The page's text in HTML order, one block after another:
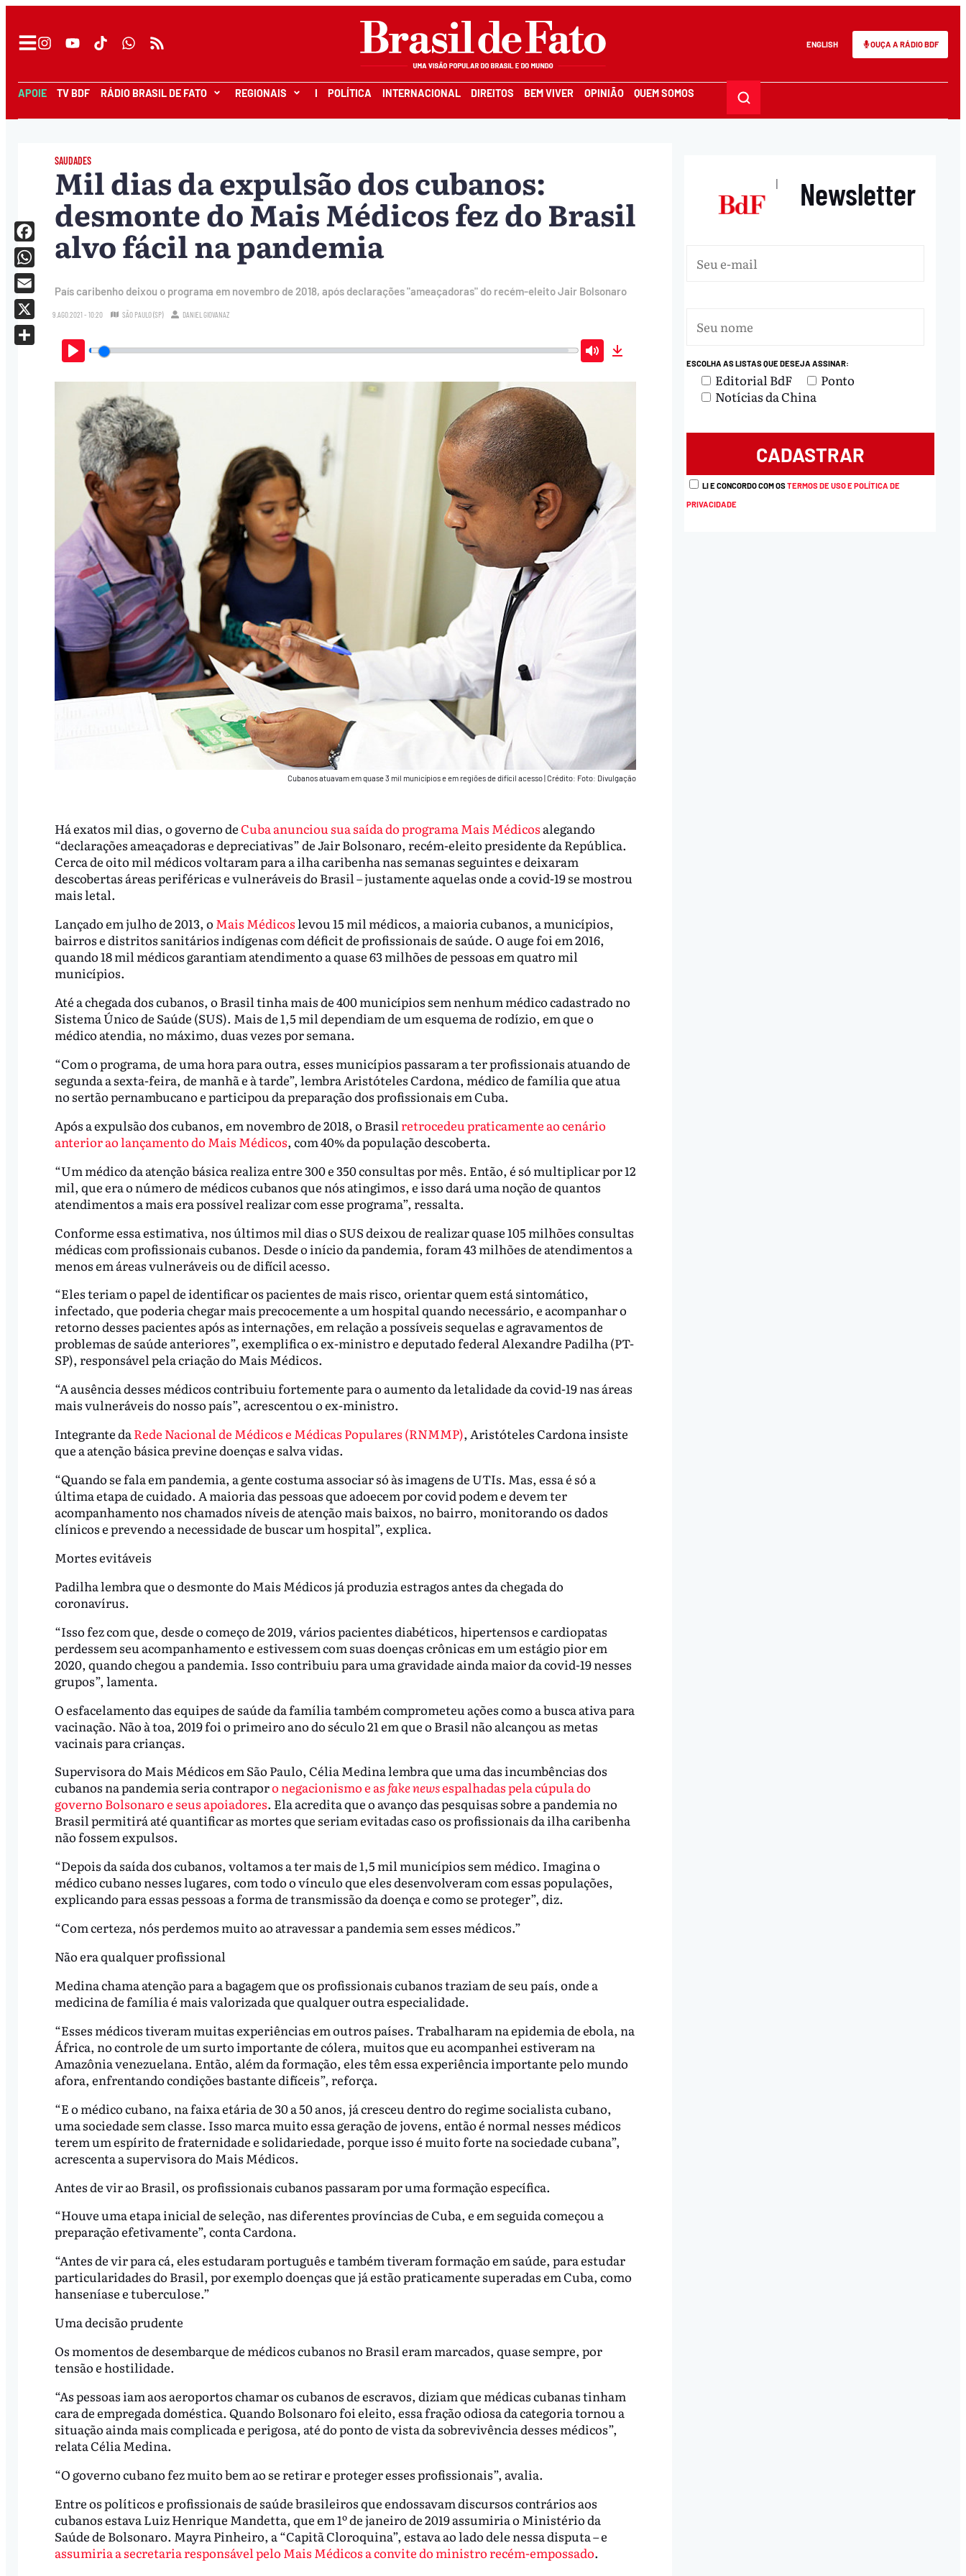
ENGLISH OUÇA A RÁDIO BDF
APOIE TV BDF RÁDIO BRASIL DE FATO REGIONAIS I POLÍTICA INTERNACIONAL DIREITOS BEM VIVER OPINIÃO QUEM SOMOS
SAUDADES
Mil dias da expulsão dos cubanos:
desmonte do Mais Médicos fez do Brasil
alvo fácil na pandemia
País caribenho deixou o programa em novembro de 2018, após declarações "ameaçadoras" do recém-eleito Jair Bolsonaro
9.AGO.2021 - 10:20 SÃO PAULO (SP) DANIEL GIOVANAZ
Play Mute
Cubanos atuavam em quase 3 mil municípios e em regiões de difícil acesso|Crédito: Foto: Divulgação
Há exatos mil dias, o governo deCuba anunciou sua saída do programa Mais Médicos alegando
“declarações ameaçadoras e depreciativas” de Jair Bolsonaro, recém-eleito presidente da República.
Cerca de oito mil médicos voltaram para a ilha caribenha nas semanas seguintes e deixaram
descobertas áreas periféricas e vulneráveis do Brasil – justamente aquelas onde a covid-19 se mostrou
mais letal.
Lançado em julho de 2013, o Mais Médicoslevou 15 mil médicos, a maioria cubanos, a municípios,
bairros e distritos sanitários indígenas com déficit de profissionais de saúde. O auge foi em 2016,
quando 18 mil médicos garantiam atendimento a quase 63 milhões de pessoas em quatro mil
municípios.
Até a chegada dos cubanos, o Brasil tinha mais de 400 municípios sem nenhum médico cadastrado no
Sistema Único de Saúde (SUS). Mais de 1,5 mil dependiam de um esquema de rodízio, em que o
médico atendia, no máximo, duas vezes por semana.
“Com o programa, de uma hora para outra, esses municípios passaram a ter profissionais atuando de
segunda a sexta-feira, de manhã e à tarde”, lembra Aristóteles Cardona, médico de família que atua
no sertão pernambucano e participou da preparação dos profissionais em Cuba.
Após a expulsão dos cubanos, em novembro de 2018, o Brasil retrocedeu praticamente ao cenário
anterior ao lançamento do Mais Médicos, com 40% da população descoberta.
“Um médico da atenção básica realiza entre 300 e 350 consultas por mês. Então, é só multiplicar por 12
mil, que era o número de médicos cubanos que nós atingimos, e isso dará uma noção de quantos
atendimentos a mais era possível realizar com esse programa”, ressalta.
Conforme essa estimativa, nos últimos mil dias o SUS deixou de realizar quase 105 milhões consultas
médicas com profissionais cubanos. Desde o início da pandemia, foram 43 milhões de atendimentos a
menos em áreas vulneráveis ou de difícil acesso.
“Eles teriam o papel de identificar os pacientes de mais risco, orientar quem está sintomático,
infectado, que poderia chegar mais precocemente a um hospital quando necessário, e acompanhar o
retorno desses pacientes após as internações, em relação a possíveis sequelas e agravamentos de
problemas de saúde anteriores”, exemplifica o ex-ministro e deputado federal Alexandre Padilha (PT-
SP), responsável pela criação do Mais Médicos.
“A ausência desses médicos contribuiu fortemente para o aumento da letalidade da covid-19 nas áreas
mais vulneráveis do nosso país”, acrescentou o ex-ministro.
Integrante daRede Nacional de Médicos e Médicas Populares (RNMMP), Aristóteles Cardona insiste
que a atenção básica previne doenças e salva vidas.
“Quando se fala em pandemia, a gente costuma associar só às imagens de UTIs. Mas, essa é só a
última etapa de cuidado. A maioria das pessoas que adoecem por covid podem e devem ter
acompanhamento nos chamados níveis de atenção mais baixos, no bairro, monitorando os dados
clínicos e prevendo a necessidade de buscar um hospital”, explica.
Mortes evitáveis
Padilha lembra que o desmonte do Mais Médicos já produzia estragos antes da chegada do
coronavírus.
“Isso fez com que, desde o começo de 2019, vários pacientes diabéticos, hipertensos e cardiopatas
perdessem seu acompanhamento e estivessem com suas doenças crônicas em um estágio pior em
2020, quando chegou a pandemia. Isso contribuiu para uma gravidade ainda maior da covid-19 nesses
grupos”, lamenta.
O esfacelamento das equipes de saúde da família também comprometeu ações como a busca ativa para
vacinação. Não à toa, 2019 foi o primeiro ano do século 21 em que o Brasil não alcançou as metas
vacinais para crianças.
Supervisora do Mais Médicos em São Paulo, Célia Medina lembra que uma das incumbências dos
cubanos na pandemia seria contraporo negacionismo e asfake newsespalhadas pela cúpula do
governo Bolsonaro e seus apoiadores. Ela acredita que o avanço das pesquisas sobre a pandemia no
Brasil permitirá até quantificar as mortes que seriam evitadas caso os profissionais da ilha caribenha
não fossem expulsos.
“Depois da saída dos cubanos, voltamos a ter mais de 1,5 mil municípios sem médico. Imagina o
médico cubano nesses lugares, com todo o vínculo que eles desenvolveram com essas populações,
explicando para essas pessoas a forma de transmissão da doença e como se proteger”, diz.
“Com certeza, nós perdemos muito ao atravessar a pandemia sem esses médicos.”
Não era qualquer profissional
Medina chama atenção para a bagagem que os profissionais cubanos traziam de seu país, onde a
medicina de família é mais valorizada que qualquer outra especialidade.
“Esses médicos tiveram muitas experiências em outros países. Trabalharam na epidemia de ebola, na
África, no controle de um surto importante de cólera, muitos que eu acompanhei estiveram na
Amazônia venezuelana. Então, além da formação, eles têm essa experiência importante pelo mundo
afora, enfrentando condições bastante difíceis”, reforça.
“E o médico cubano, na faixa etária de 30 a 50 anos, já cresceu dentro do regime socialista cubano,
uma sociedade sem classe. Isso marca muito essa geração de jovens, então é normal nesses médicos
terem um espírito de fraternidade e solidariedade, porque isso é muito forte na sociedade cubana”,
acrescenta a supervisora do Mais Médicos.
Antes de vir ao Brasil, os profissionais cubanos passaram por uma formação específica.
“Houve uma etapa inicial de seleção, nas diferentes províncias de Cuba, e em seguida começou a
preparação efetivamente”, conta Cardona.
“Antes de vir para cá, eles estudaram português e também tiveram formação em saúde, para estudar
particularidades do Brasil, por exemplo doenças que já estão praticamente superadas em Cuba, como
hanseníase e tuberculose.”
Uma decisão prudente
Os momentos de desembarque de médicos cubanos no Brasil eram marcados, quase sempre, por
tensão e hostilidade.
“As pessoas iam aos aeroportos chamar os cubanos de escravos, diziam que médicas cubanas tinham
cara de empregada doméstica. Quando Bolsonaro foi eleito, essa fração odiosa da categoria tornou a
situação ainda mais complicada e perigosa, até do ponto de vista da sobrevivência desses médicos”,
relata Célia Medina.
“O governo cubano fez muito bem ao se retirar e proteger esses profissionais”, avalia.
Entre os políticos e profissionais de saúde brasileiros que endossavam discursos contrários aos
cubanos estava Luiz Henrique Mandetta, que em 1º de janeiro de 2019 assumiria o Ministério da
Saúde de Bolsonaro. Mayra Pinheiro, a “Capitã Cloroquina”, estava ao lado dele nessa disputa – e
assumiria a secretaria responsável pelo Mais Médicos a convite do ministro recém-empossado.
Facebook
WhatsApp
Email
X
| Newsletter
ESCOLHA AS LISTAS QUE DESEJA ASSINAR:
Editorial BdF
Ponto
Notícias da China
LI E CONCORDO COM OSTERMOS DE USO E POLÍTICA DE
PRIVACIDADE